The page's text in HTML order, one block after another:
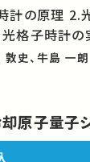
格子時計の応用 3.実験
光格子時計
史、牛島 一朗
回 冷却原子量